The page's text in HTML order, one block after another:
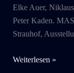
Elke Auer,
Peter Kaden.
Strauhof,
2021
Weiterlesen »